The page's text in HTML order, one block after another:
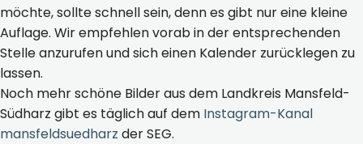
möchte, sollte schnell sein, denn es gibt nur eine kleine
Auflage. Wir empfehlen vorab in der entsprechenden
Stelle anzurufen und sich einen Kalender zurücklegen zu
lassen.
Noch mehr schöne Bilder aus dem Landkreis Mansfeld-
Südharz gibt es täglich auf dem Instagram-Kanal
mansfeldsuedharz der SEG.